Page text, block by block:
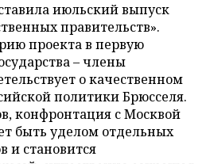
июльский выпуск
правительств».
проекта в первую
– члены
о качественном
политики Брюсселя.
конфронтация с Москвой
быть уделом отдельных
и становится